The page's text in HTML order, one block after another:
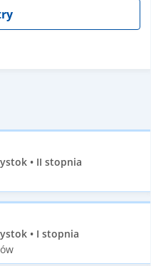
• II stopnia
• I stopnia